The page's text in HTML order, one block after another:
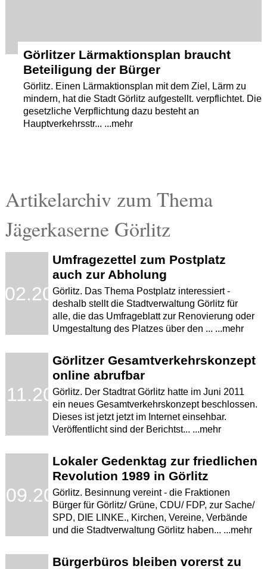
Görlitzer Lärmaktionsplan braucht
Beteiligung der Bürger
Görlitz. Einen Lärmaktionsplan mit dem Ziel, Lärm zu
mindern, hat die Stadt Görlitz aufgestellt. verpflichtet. Die
gesetzliche Verpflichtung dazu besteht an
Hauptverkehrsstr... ...mehr
Artikelarchiv zum Thema
Jägerkaserne Görlitz
Umfragezettel zum Postplatz
auch zur Abholung
Görlitz. Das Thema Postplatz interessiert -
deshalb stellt die Stadtverwaltung Görlitz für
alle, die das Umfrageblatt zur Renovierung oder
Umgestaltung des Platzes über den ... ...mehr
Görlitzer Gesamtverkehrskonzept
online abrufbar
Görlitz. Der Stadtrat Görlitz hatte im Juni 2011
ein neues Gesamtverkehrskonzept beschlossen.
Dieses ist jetzt jetzt im Internet einsehbar.
Veröffentlicht sind der Berichtst... ...mehr
Lokaler Gedenktag zur friedlichen
Revolution 1989 in Görlitz
Görlitz. Besinnung vereint - die Fraktionen
Bürger für Görlitz/ Grüne, CDU/ FDP, zur Sache/
SPD, DIE LINKE., Kirchen, Vereine, Verbände
und die Stadtverwaltung Görlitz haben... ...mehr
Bürgerbüros bleiben vorerst zu